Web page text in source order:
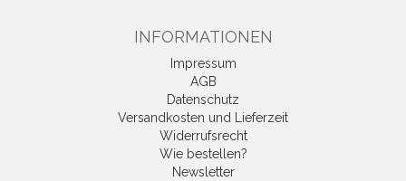
INFORMATIONEN
Impressum
AGB
Datenschutz
Versandkosten und Lieferzeit
Widerrufsrecht
Wie bestellen?
Newsletter